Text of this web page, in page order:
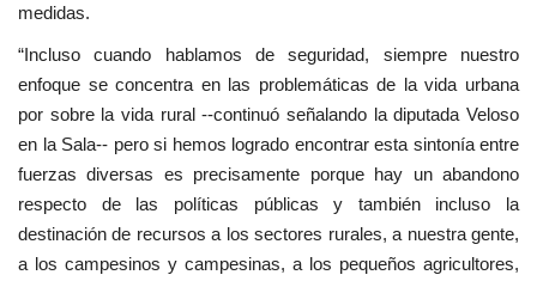
medidas.
“Incluso cuando hablamos de seguridad, siempre nuestro
enfoque se concentra en las problemáticas de la vida urbana
por sobre la vida rural --continuó señalando la diputada Veloso
en la Sala-- pero si hemos logrado encontrar esta sintonía entre
fuerzas diversas es precisamente porque hay un abandono
respecto de las políticas públicas y también incluso la
destinación de recursos a los sectores rurales, a nuestra gente,
a los campesinos y campesinas, a los pequeños agricultores,